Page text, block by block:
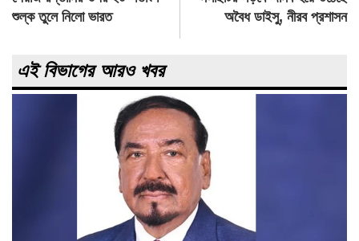
navigation
শুল্ক তুলে নিলো ভারত
অবৈধ ডাইসু, নীরব প্রশাসন
এই বিভাগের আরও খবর